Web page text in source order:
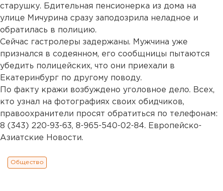
старушку. Бдительная пенсионерка из дома на
улице Мичурина сразу заподозрила неладное и
обратилась в полицию.
Сейчас гастролеры задержаны. Мужчина уже
признался в содеянном, его сообщницы пытаются
убедить полицейских, что они приехали в
Екатеринбург по другому поводу.
По факту кражи возбуждено уголовное дело. Всех,
кто узнал на фотографиях своих обидчиков,
правоохранители просят обратиться по телефонам:
8 (343) 220-93-63, 8-965-540-02-84. Европейско-
Азиатские Новости.
Общество